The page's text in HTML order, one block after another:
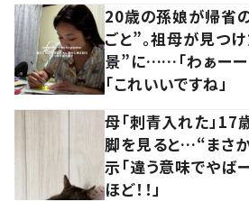
20歳の孫娘が帰省
ごと”。祖母が見つ
景”に……「わぁーー
「これいいですね」
母「刺青入れた」17歳
脚を見ると…“まさ
示「違う意味でやばー
ほど！！」